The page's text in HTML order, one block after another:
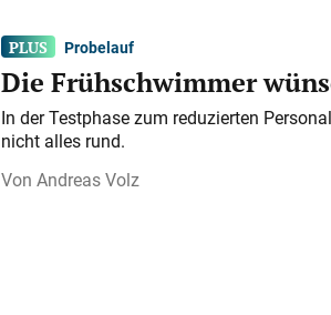
Probelauf
Die Frühschwimmer
In der Testphase zum reduzierten
nicht alles rund.
Andreas Volz